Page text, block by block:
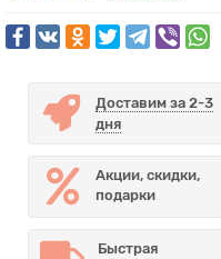
Доставим за 2-3
дня
Акции, скидки,
подарки
Быстрая